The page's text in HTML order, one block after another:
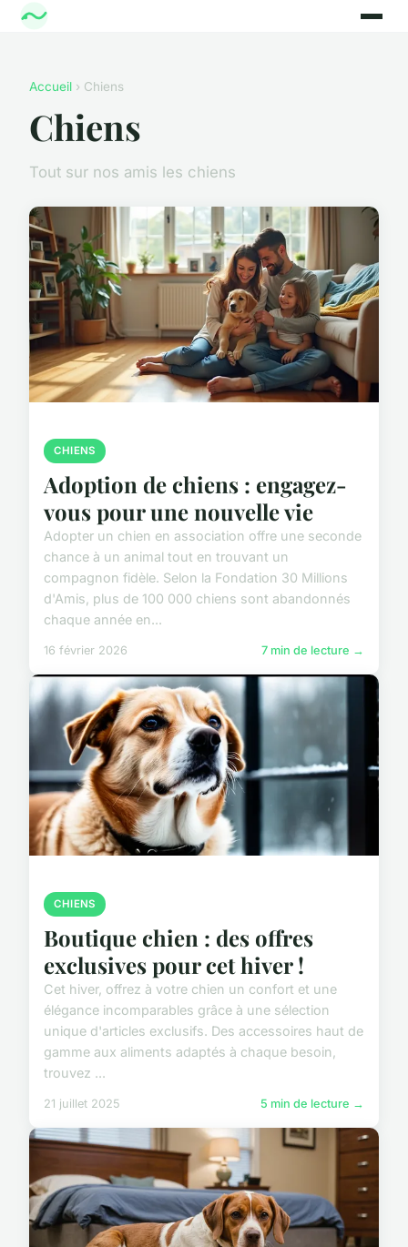
Accueil › Chiens
Chiens
Tout sur nos amis les chiens
CHIENS
Adoption de chiens : engagez-
vous pour une nouvelle vie
Adopter un chien en association offre une seconde
chance à un animal tout en trouvant un
compagnon fidèle. Selon la Fondation 30 Millions
d'Amis, plus de 100 000 chiens sont abandonnés
chaque année en...
16 février 2026 7 min de lecture →
CHIENS
Boutique chien : des offres
exclusives pour cet hiver !
Cet hiver, offrez à votre chien un confort et une
élégance incomparables grâce à une sélection
unique d'articles exclusifs. Des accessoires haut de
gamme aux aliments adaptés à chaque besoin,
trouvez ...
21 juillet 2025 5 min de lecture →